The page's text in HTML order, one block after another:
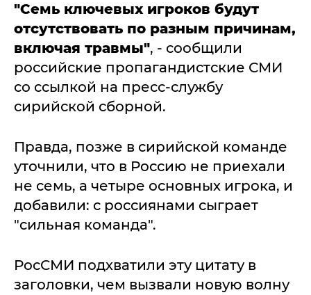
"Семь ключевых игроков будут
отсутствовать по разным причинам,
включая травмы", - сообщили
российские пропагандистские СМИ
со ссылкой на пресс-службу
сирийской сборной.
Правда, позже в сирийской команде
уточнили, что в Россию не приехали
не семь, а четыре основных игрока, и
добавили: с россиянами сыграет
"сильная команда".
РосСМИ подхватили эту цитату в
заголовки, чем вызвали новую волну